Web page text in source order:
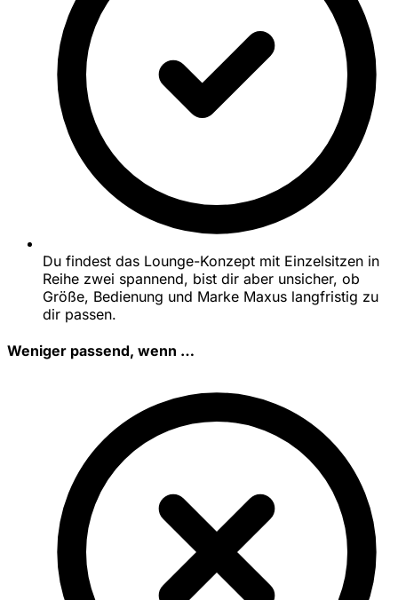
Du findest das Lounge-Konzept mit Einzelsitzen in
Reihe zwei spannend, bist dir aber unsicher, ob
Größe, Bedienung und Marke Maxus langfristig zu
dir passen.
Weniger passend, wenn …